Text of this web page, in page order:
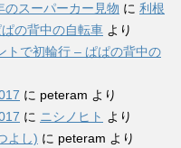
のスーパーカー見物 に 利根
の背中の自転車 より
トで初輪行 – ぱぱの背中の
に peteram より
に ニシノヒト より
よし) に peteram より